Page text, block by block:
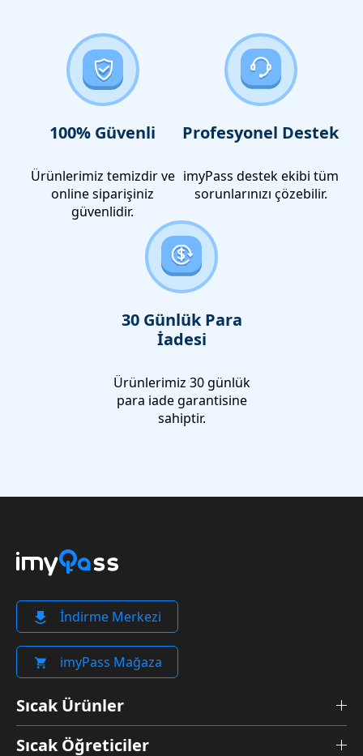
100% Güvenli
Ürünlerimiz temizdir ve
online siparişiniz
güvenlidir.
Profesyonel Destek
imyPass destek ekibi tüm
sorunlarınızı çözebilir.
30 Günlük Para
İadesi
Ürünlerimiz 30 günlük
para iade garantisine
sahiptir.
İndirme Merkezi
imyPass Mağaza
Sıcak Ürünler
Sıcak Öğreticiler